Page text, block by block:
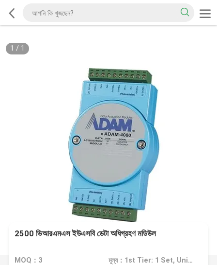
1 / 1
2500 ভিআরএমএস ইউএসবি ডেটা অধিগ্রহণ মডিউল
MOQ：3 মূল্য：1st Tier: 1 Set, Unit Price USD 3.00 2nd Tier: 2-5 Sets, Unit Price USD 2.00 3rd Tier: Over 5 Sets, Unit Price USD 1.00